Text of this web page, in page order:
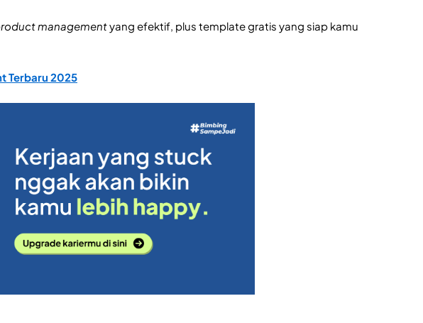
managementyang efektif, plus template gratis yang siap kamu
Terbaru 2025